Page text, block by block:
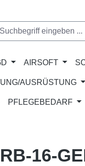
AIRSOFT
AUSRÜSTUNG
PFLEGEBEDARF
16-